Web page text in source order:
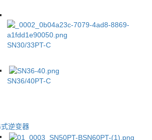
SN30/33PT-C
SN36/40PT-C
逆变器